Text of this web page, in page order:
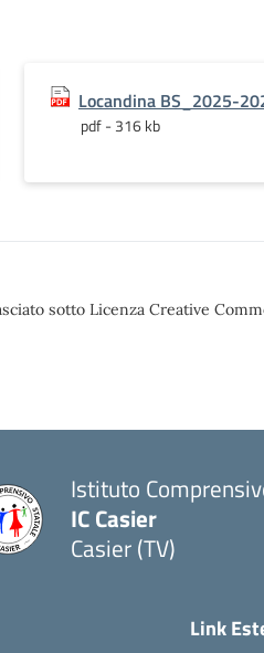
Locandina BS_2025-
pdf - 316 kb
sotto Licenza Creative
Istituto
IC Casier
Casier (TV)
Link